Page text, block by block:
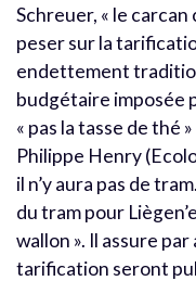
Schreuer, « le
peser sur la
endettement
budgétaire imposée
« pas la tasse de thé
Philippe Henry
il n’y aura pas de
du tram pour
wallon ». Il assure
tarification seront